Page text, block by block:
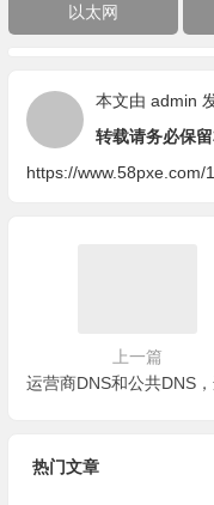
以太网
本文由 admin
转载请务必保留
https://www.58pxe.com/
上一篇
热门文章